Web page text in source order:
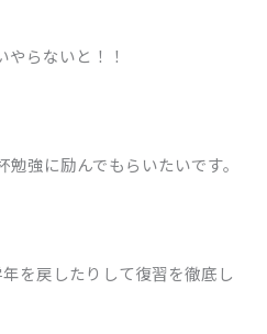
らないと！！
強に励んでもらいたいです。
を戻したりして復習を徹底し